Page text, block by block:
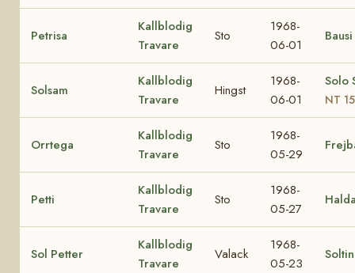
Petrisa
Kallblodig
Travare
Sto
1968-
06-01
Bausi
Solsam
Kallblodig
Travare
Hingst
1968-
06-01
Solo
NT
Orrtega
Kallblodig
Travare
Sto
1968-
05-29
Petti
Kallblodig
Travare
Sto
1968-
05-27
Sol Petter
Kallblodig
Travare
Valack
1968-
05-23